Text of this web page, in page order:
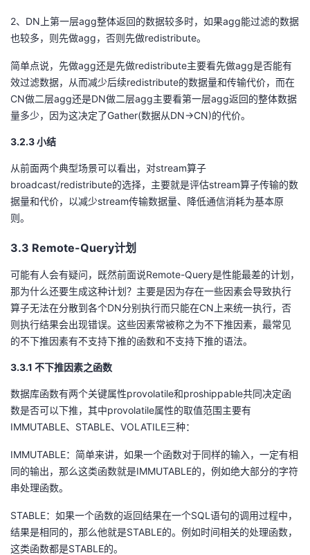
2、DN上第一层agg整体返回的数据较多时，如果agg能过滤的数据
也较多，则先做agg，否则先做redistribute。
简单点说，先做agg还是先做redistribute主要看先做agg是否能有
效过滤数据，从而减少后续redistribute的数据量和传输代价，而在
CN做二层agg还是DN做二层agg主要看第一层agg返回的整体数据
量多少，因为这决定了Gather(数据从DN->CN)的代价。
3.2.3 小结
从前面两个典型场景可以看出，对stream算子
broadcast/redistribute的选择，主要就是评估stream算子传输的数
据量和代价，以减少stream传输数据量、降低通信消耗为基本原
则。
3.3 Remote-Query计划
可能有人会有疑问，既然前面说Remote-Query是性能最差的计划，
那为什么还要生成这种计划？主要是因为存在一些因素会导致执行
算子无法在分散到各个DN分别执行而只能在CN上来统一执行，否
则执行结果会出现错误。这些因素常被称之为不下推因素，最常见
的不下推因素有不支持下推的函数和不支持下推的语法。
3.3.1 不下推因素之函数
数据库函数有两个关键属性provolatile和proshippable共同决定函
数是否可以下推，其中provolatile属性的取值范围主要有
IMMUTABLE、STABLE、VOLATILE三种：
IMMUTABLE：简单来讲，如果一个函数对于同样的输入，一定有相
同的输出，那么这类函数就是IMMUTABLE的，例如绝大部分的字符
串处理函数。
STABLE：如果一个函数的返回结果在一个SQL语句的调用过程中，
结果是相同的，那么他就是STABLE的。例如时间相关的处理函数，
这类函数都是STABLE的。